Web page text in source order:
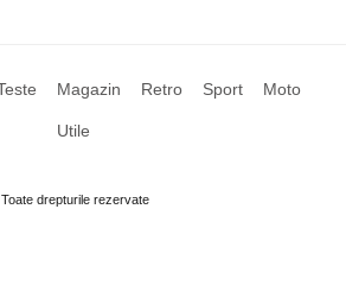
Magazin Retro Sport Moto
Utile
Toate drepturile rezervate